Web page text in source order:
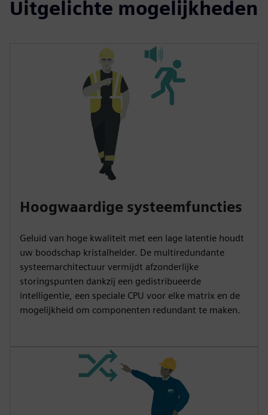
Uitgelichte mogelijkheden
Hoogwaardige systeemfuncties
Geluid van hoge kwaliteit met een lage latentie houdt
uw boodschap kristalhelder. De multiredundante
systeemarchitectuur vermijdt afzonderlijke
storingspunten dankzij een gedistribueerde
intelligentie, een speciale CPU voor elke matrix en de
mogelijkheid om componenten redundant te maken.